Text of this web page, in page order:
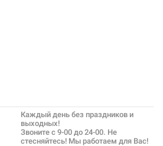
Каждый день без праздников и
выходных!
Звоните с 9-00 до 24-00. Не
стесняйтесь! Мы работаем для Вас!